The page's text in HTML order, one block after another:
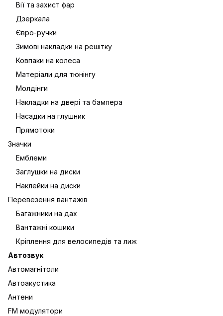
Вії та захист фар
Дзеркала
Євро-ручки
Зимові накладки на решітку
Ковпаки на колеса
Матеріали для тюнінгу
Молдінги
Накладки на двері та бампера
Насадки на глушник
Прямотоки
Значки
Емблеми
Заглушки на диски
Наклейки на диски
Перевезення вантажів
Багажники на дах
Вантажні кошики
Кріплення для велосипедів та лиж
Автозвук
Автомагнітоли
Автоакустика
Антени
FM модулятори